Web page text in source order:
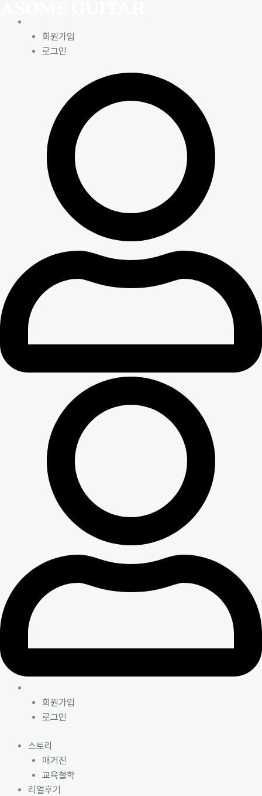
회원가입
로그인
회원가입
로그인
스토리
매거진
교육철학
리얼후기